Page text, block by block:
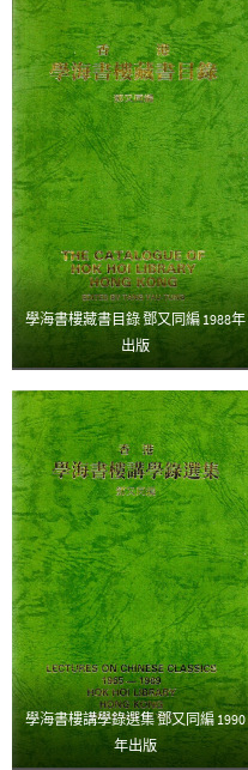
學海書樓藏書目錄 鄧又同編 1988年
出版
學海書樓講學錄選集 鄧又同編 1990
年出版